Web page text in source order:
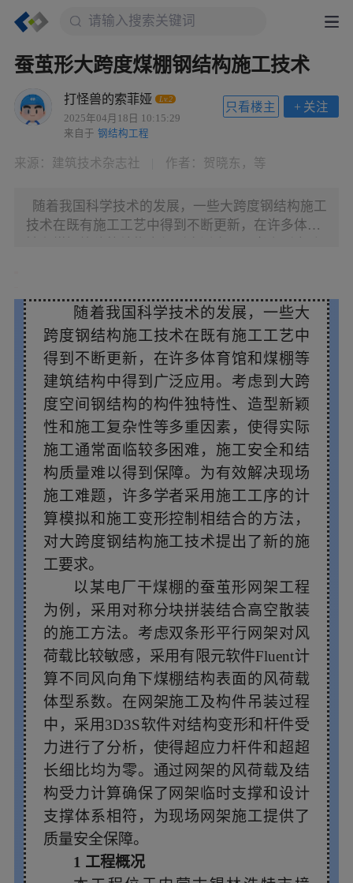
蚕茧形大跨度煤棚钢结构施工技术
打怪兽的索菲娅 Lv.2
2025年04月18日 10:15:29
来自于 钢结构工程
+ 关注
只看楼主
来源： 建筑技术杂志社 作者： 贺晓东，等
随着我国科学技术的发展，一些大跨度钢结构施工
技术在既有施工工艺中得到不断更新，在许多体育
难，施工安全和结构质量难以得到保障。为有效解
决现场施工难题，许多学者采用施工工序的计算模
拟和施工变形控制相结合的方法，对大跨度钢结构
施工技术提出了新的施工要求。
随着我国科学技术的发展，一些大
跨度钢结构施工技术在既有施工工艺中
得到不断更新，在许多体育馆和煤棚等
建筑结构中得到广泛应用。考虑到大跨
度空间钢结构的构件独特性、造型新颖
性和施工复杂性等多重因素，使得实际
施工通常面临较多困难，施工安全和结
构质量难以得到保障。为有效解决现场
施工难题，许多学者采用施工工序的计
算模拟和施工变形控制相结合的方法，
对大跨度钢结构施工技术提出了新的施
工要求。
以某电厂干煤棚的蚕茧形网架工程
为例，采用对称分块拼装结合高空散装
的施工方法。考虑双条形平行网架对风
荷载比较敏感，采用有限元软件Fluent计
算不同风向角下煤棚结构表面的风荷载
体型系数。在网架施工及构件吊装过程
中，采用3D3S软件对结构变形和杆件受
力进行了分析，使得超应力杆件和超超
长细比均为零。通过网架的风荷载及结
构受力计算确保了网架临时支撑和设计
支撑体系相符，为现场网架施工提供了
质量安全保障。
1 工程概况